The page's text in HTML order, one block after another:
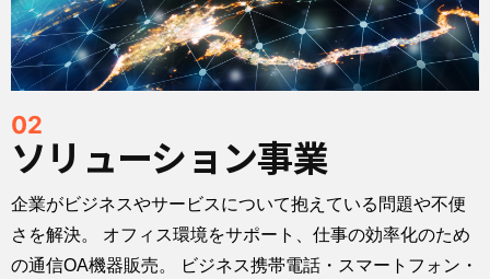
02
ソリューション事業
企業がビジネスやサービスについて抱えている問題や不便
さを解決。 オフィス環境をサポート、仕事の効率化のため
の通信OA機器販売。 ビジネス携帯電話・スマートフォン・